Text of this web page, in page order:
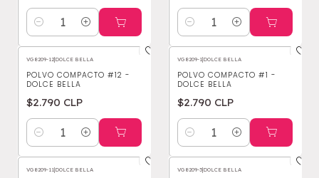
Cantidad Cantidad
VG8209-12|DOLCE BELLA
POLVO COMPACTO #12 -
DOLCE BELLA
$2.790 CLP
Cantidad
VG8209-1|DOLCE BELLA
POLVO COMPACTO #1 -
DOLCE BELLA
$2.790 CLP
Cantidad
VG8209-11|DOLCE BELLA VG8209-3|DOLCE BELLA